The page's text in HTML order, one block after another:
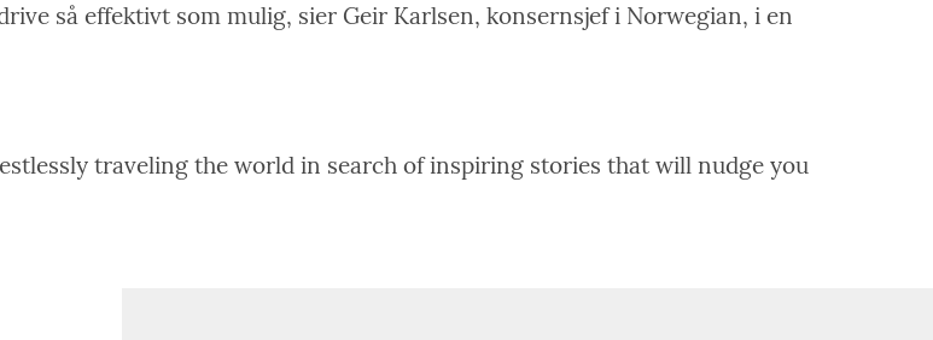
så effektivt som mulig, sier Geir Karlsen, konsernsjef i Norwegian, i en
traveling the world in search of inspiring stories that will nudge you